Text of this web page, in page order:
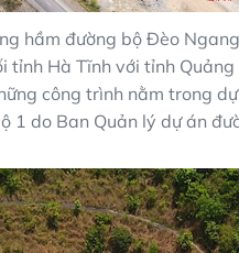
hầm đường bộ Đèo
tỉnh Hà Tĩnh với tỉnh
công trình nằm trong
1 do Ban Quản lý dự án